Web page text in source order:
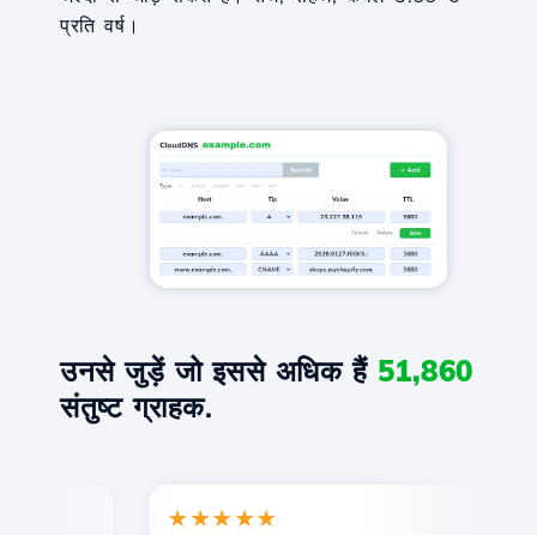
प्रति वर्ष।
उनसे जुड़ें जो इससे अधिक हैं 51,860
संतुष्ट ग्राहक.
★★★★★